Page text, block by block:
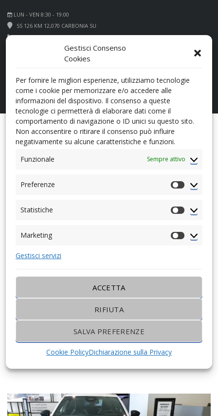
Gestisci Consenso
Cookies
Per fornire le migliori esperienze, utilizziamo tecnologie
come i cookie per memorizzare e/o accedere alle
informazioni del dispositivo. Il consenso a queste
tecnologie ci permetterà di elaborare dati come il
comportamento di navigazione o ID unici su questo sito.
Non acconsentire o ritirare il consenso può influire
negativamente su alcune caratteristiche e funzioni.
Funzionale
Sempre attivo
Preferenze
Statistiche
Statistiche
Marketing
Marketing
Gestisci servizi
ACCETTA
RIFIUTA
SALVA PREFERENZE
Cookie PolicyDichiarazione sulla Privacy
LUN - VEN 8:30 - 19:00
SS 126 KM 12,070 CARBONIA SU
+39 0781 660066
Opzioni di Ricerca
OPEL GRANDLAND